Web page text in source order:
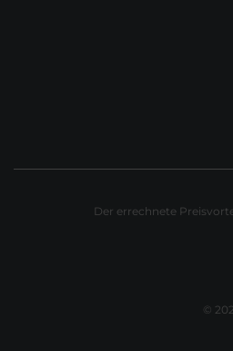
Der errechnete
©